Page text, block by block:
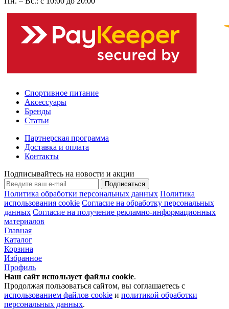
Спортивное питание
Аксессуары
Бренды
Статьи
Партнерская программа
Доставка и оплата
Контакты
Подписывайтесь на новости и акции
Подписаться
Политика обработки персональных данных Политика
использования cookie Согласие на обработку персональных
данных Согласие на получение рекламно-информационных
материалов
Главная
Каталог
Корзина
Избранное
Профиль
Наш сайт использует файлы cookie.
Продолжая пользоваться сайтом, вы соглашаетесь с
использованием файлов cookie и политикой обработки
персональных данных.